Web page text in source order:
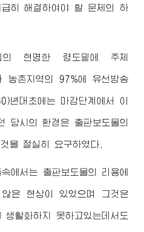
히 해결하여야 할 문제의 하
의 현명한 령도밑에 주체
농촌지역의 97%에 유선방송
년대초에는 마감단계에서 이
당시의 환경은 출판보도물의
을 절실히 요구하였다.
에서는 출판보도물의 리용에
은 현상이 있었으며 그것은
생활화하지 못하고있는데서도